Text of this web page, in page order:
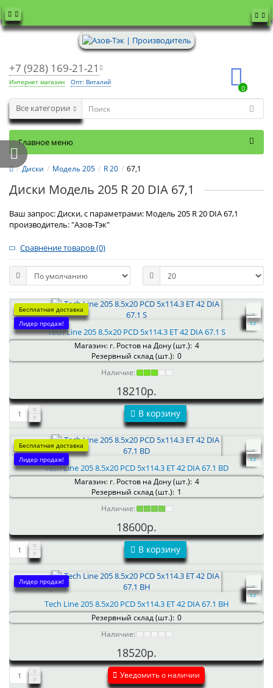
+7 (928) 169-21-21
Интернет магазин Опт: Виталий
0
Все категории
Главное меню
Диски Модель 205 R 20 67,1
Диски Модель 205 R 20 DIA 67,1
Ваш запрос: Диски, с параметрами: Модель 205 R 20 DIA 67,1
производитель: "Азов-Тэк"
Сравнение товаров (0)
Бесплатная доставка
Лидер продаж!
Tech Line 205 8.5x20 PCD 5x114.3 ET 42 DIA 67.1 S
Магазин: г. Ростов на Дону (шт.): 4
Резервный склад (шт.): 0
Наличие:
18210р.
В корзину
Бесплатная доставка
Лидер продаж!
Tech Line 205 8.5x20 PCD 5x114.3 ET 42 DIA 67.1 BD
Магазин: г. Ростов на Дону (шт.): 4
Резервный склад (шт.): 1
Наличие:
18600р.
В корзину
Лидер продаж!
Tech Line 205 8.5x20 PCD 5x114.3 ET 42 DIA 67.1 BH
Резервный склад (шт.): 0
Наличие:
18520р.
Уведомить о наличии